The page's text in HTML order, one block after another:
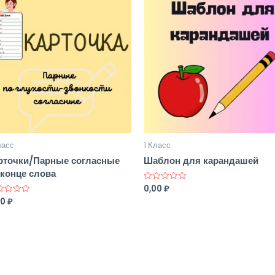
Парные согласные
слова
₽
1 Класс
Шаблон для карандашей
Оценка
0
0,00 ₽